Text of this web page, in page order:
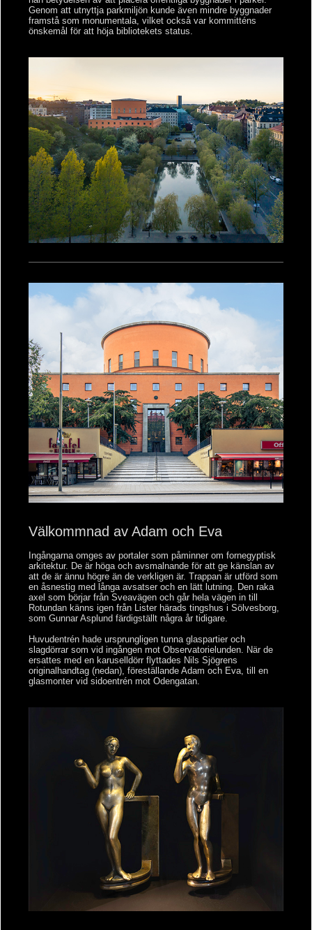
Genom att utnyttja parkmiljön kunde även mindre byggnader
framstå som monumentala, vilket också var kommitténs
önskemål för att höja bibliotekets status.
Välkommnad av Adam och Eva
Ingångarna omges av portaler som påminner om fornegyptisk
arkitektur. De är höga och avsmalnande för att ge känslan av
att de är ännu högre än de verkligen är. Trappan är utförd som
en åsnestig med långa avsatser och en lätt lutning. Den raka
axel som börjar från Sveavägen och går hela vägen in till
Rotundan känns igen från Lister härads tingshus i Sölvesborg,
som Gunnar Asplund färdigställt några år tidigare.
Huvudentrén hade ursprungligen tunna glaspartier och
slagdörrar som vid ingången mot Observatorielunden. När de
ersattes med en karuselldörr flyttades Nils Sjögrens
originalhandtag (nedan), föreställande Adam och Eva, till en
glasmonter vid sidoentrén mot Odengatan.